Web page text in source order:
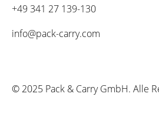
+49 341 27 139-130
info@pack-carry.com
© 2025 Pack & Carry GmbH. Alle